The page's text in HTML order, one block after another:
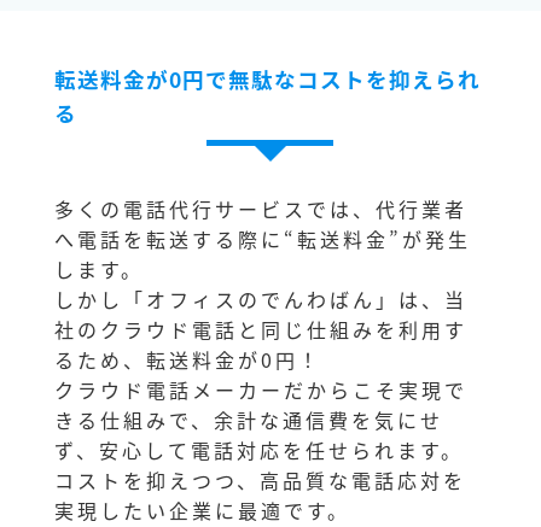
転送料金が0円で無駄なコストを抑えられ
る
多くの電話代行サービスでは、代行業者
へ電話を転送する際に“転送料金”が発生
します。
しかし「オフィスのでんわばん」は、当
社のクラウド電話と同じ仕組みを利用す
るため、転送料金が0円！
クラウド電話メーカーだからこそ実現で
きる仕組みで、余計な通信費を気にせ
ず、安心して電話対応を任せられます。
コストを抑えつつ、高品質な電話応対を
実現したい企業に最適です。